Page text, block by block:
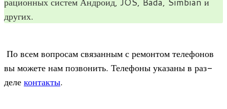
других.
По всем вопро­сам свя­зан­ным с ремон­том теле­фо­нов
вы можете нам позво­нить. Теле­фоны ука­заны в раз­
делекон­такты.